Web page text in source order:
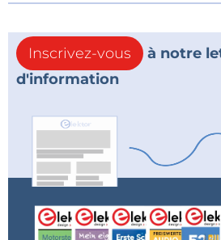
Inscrivez-vous
à notre
d'information